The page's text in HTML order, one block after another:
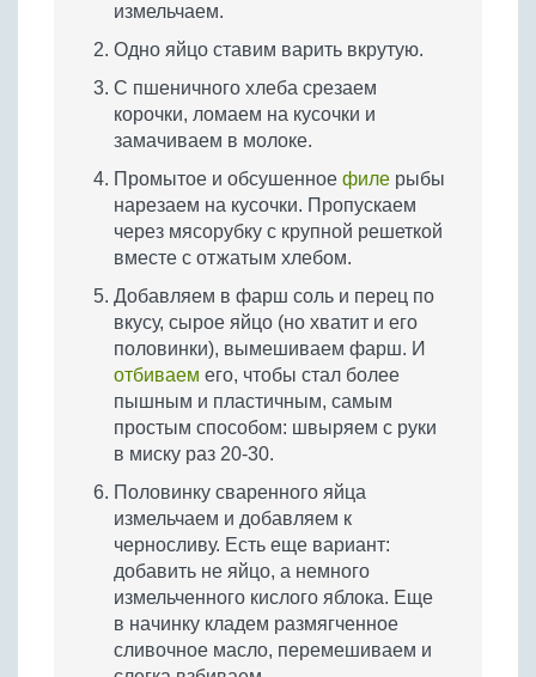
измельчаем.
Одно яйцо ставим варить вкрутую.
С пшеничного хлеба срезаем
корочки, ломаем на кусочки и
замачиваем в молоке.
Промытое и обсушенное филе рыбы
нарезаем на кусочки. Пропускаем
через мясорубку с крупной решеткой
вместе с отжатым хлебом.
Добавляем в фарш соль и перец по
вкусу, сырое яйцо (но хватит и его
половинки), вымешиваем фарш. И
отбиваем его, чтобы стал более
пышным и пластичным, самым
простым способом: швыряем с руки
в миску раз 20-30.
Половинку сваренного яйца
измельчаем и добавляем к
черносливу. Есть еще вариант:
добавить не яйцо, а немного
измельченного кислого яблока. Еще
в начинку кладем размягченное
сливочное масло, перемешиваем и